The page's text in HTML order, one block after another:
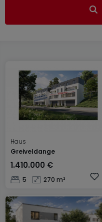
Haus
Greiveldange
1.410.000 €
5 270 m²